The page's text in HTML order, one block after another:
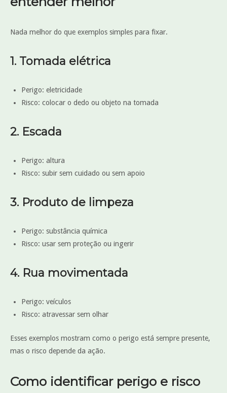
Nada melhor do que exemplos simples para fixar.
1. Tomada elétrica
Perigo: eletricidade
Risco: colocar o dedo ou objeto na tomada
2. Escada
Perigo: altura
Risco: subir sem cuidado ou sem apoio
3. Produto de limpeza
Perigo: substância química
Risco: usar sem proteção ou ingerir
4. Rua movimentada
Perigo: veículos
Risco: atravessar sem olhar
Esses exemplos mostram como o perigo está sempre presente,
mas o risco depende da ação.
Como identificar perigo e risco